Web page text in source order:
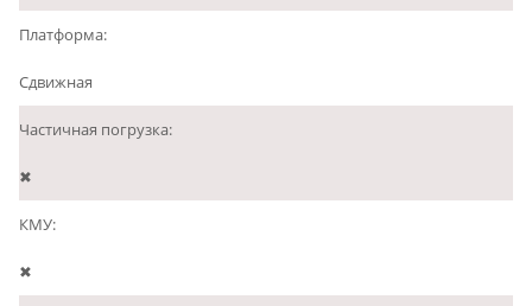
Платформа:
Сдвижная
Частичная погрузка:
✖
КМУ:
✖